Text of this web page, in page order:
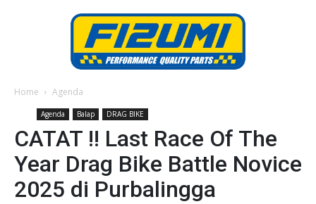
Home Agenda
Agenda Balap DRAG BIKE
CATAT !! Last Race Of The
Year Drag Bike Battle Novice
2025 di Purbalingga